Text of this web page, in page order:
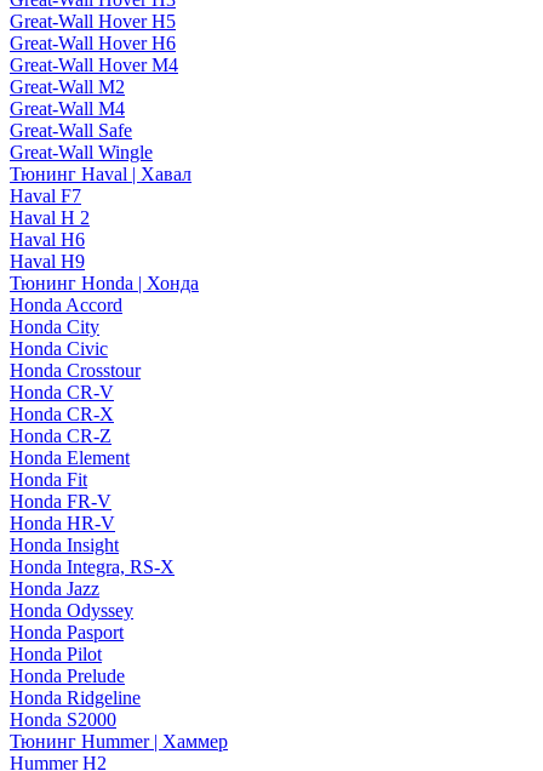
Great-Wall Hover H5
Great-Wall Hover H6
Great-Wall Hover M4
Great-Wall M2
Great-Wall M4
Great-Wall Safe
Great-Wall Wingle
Тюнинг Haval | Хавал
Haval F7
Haval H 2
Haval H6
Haval H9
Тюнинг Honda | Хонда
Honda Accord
Honda City
Honda Civic
Honda Crosstour
Honda CR-V
Honda CR-X
Honda CR-Z
Honda Element
Honda Fit
Honda FR-V
Honda HR-V
Honda Insight
Honda Integra, RS-X
Honda Jazz
Honda Odyssey
Honda Pasport
Honda Pilot
Honda Prelude
Honda Ridgeline
Honda S2000
Тюнинг Hummer | Хаммер
Hummer H2